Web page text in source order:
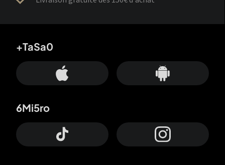
+TaSa0
6Mi5ro